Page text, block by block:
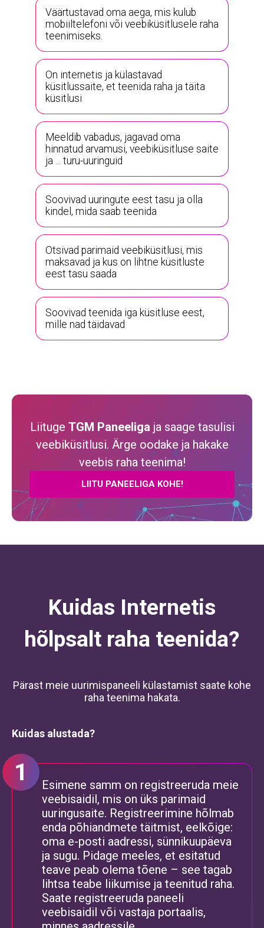
Väärtustavad oma aega, mis kulub
mobiiltelefoni või veebiküsitlusele raha
teenimiseks.
On internetis ja külastavad
küsitlussaite, et teenida raha ja täita
küsitlusi
Meeldib vabadus, jagavad oma
hinnatud arvamusi, veebiküsitluse saite
ja ... turu-uuringuid
Soovivad uuringute eest tasu ja olla
kindel, mida saab teenida
Otsivad parimaid veebiküsitlusi, mis
maksavad ja kus on lihtne küsitluste
eest tasu saada
Soovivad teenida iga küsitluse eest,
mille nad täidavad
Liituge TGM Paneeliga ja saage tasulisi
veebiküsitlusi. Ärge oodake ja hakake
veebis raha teenima!
LIITU PANEELIGA KOHE!
Kuidas Internetis
hõlpsalt raha teenida?
Pärast meie uurimispaneeli külastamist saate kohe
raha teenima hakata.
Kuidas alustada?
Esimene samm on registreeruda meie
veebisaidil, mis on üks parimaid
uuringusaite. Registreerimine hõlmab
enda põhiandmete täitmist, eelkõige:
oma e-posti aadressi, sünnikuupäeva
ja sugu. Pidage meeles, et esitatud
teave peab olema tõene – see tagab
lihtsa teabe liikumise ja teenitud raha.
Saate registreeruda paneeli
veebisaidil või vastaja portaalis,